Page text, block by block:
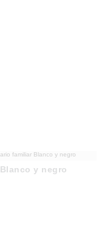
Blanco y negro